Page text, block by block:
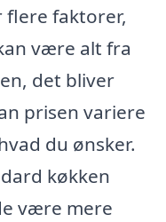
flere faktorer,
være alt fra
det bliver
prisen variere
du ønsker.
køkken
være mere